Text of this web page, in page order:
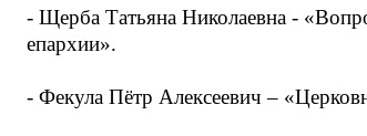
- Щерба Татьяна Николаевна -
епархии».
- Фекула Пётр Алексеевич –